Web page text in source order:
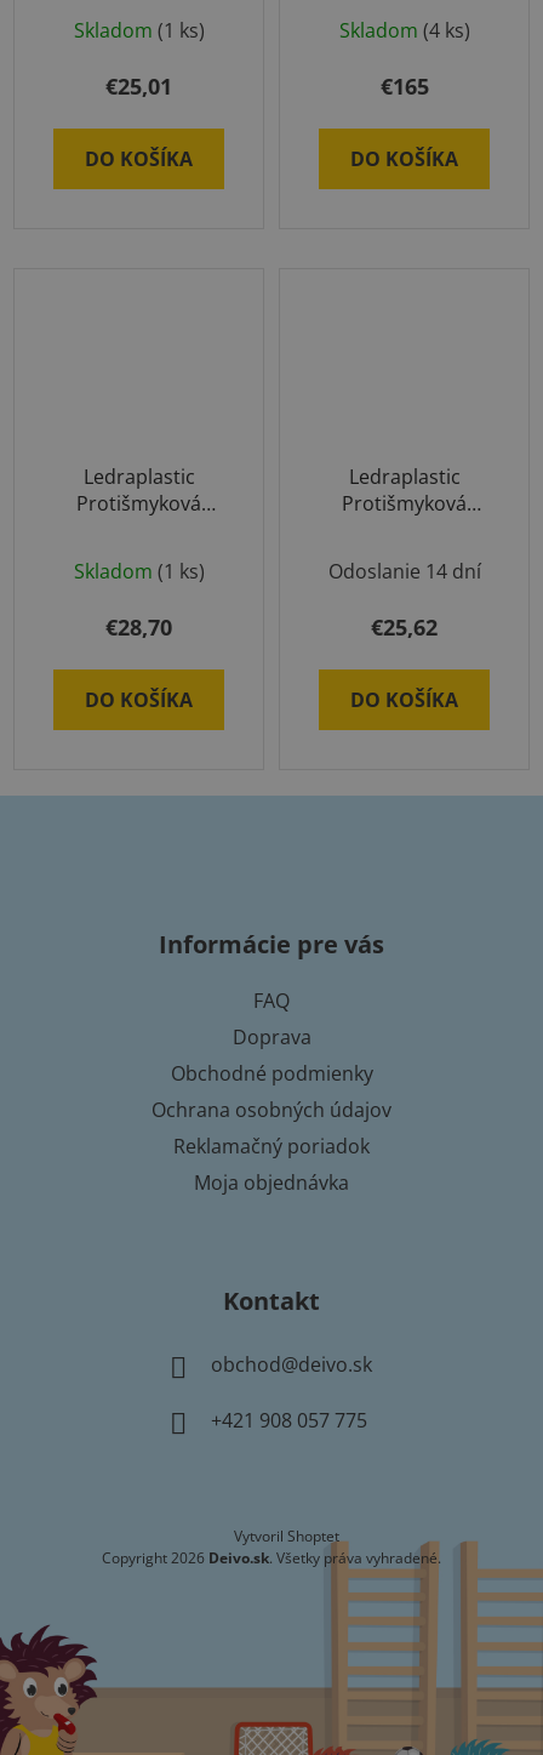
65cm
Skladom (1 ks)
€25,01
DO KOŠÍKA
Skladom (4 ks)
€165
DO KOŠÍKA
Ledraplastic
Protišmyková
Skladom (1 ks)
€28,70
DO KOŠÍKA
Ledraplastic
Protišmyková
Odoslanie 14 dní
€25,62
DO KOŠÍKA
Informácie pre vás
FAQ
Doprava
Obchodné podmienky
Ochrana osobných údajov
Reklamačný poriadok
Moja objednávka
Kontakt
obchod@deivo.sk
+421 908 057 775
Vytvoril Shoptet
Copyright 2026 Deivo.sk. Všetky práva vyhradené.